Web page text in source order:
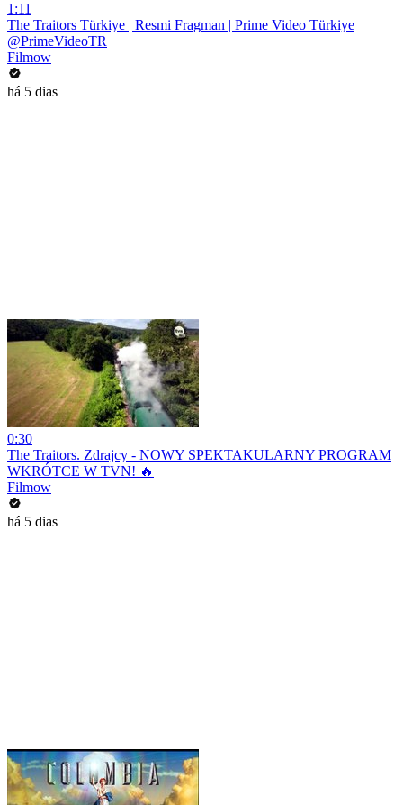
1:11
The Traitors Türkiye | Resmi Fragman | Prime Video Türkiye
@PrimeVideoTR
Filmow
há 5 dias
0:30
The Traitors. Zdrajcy - NOWY SPEKTAKULARNY PROGRAM
WKRÓTCE W TVN! 🔥
Filmow
há 5 dias